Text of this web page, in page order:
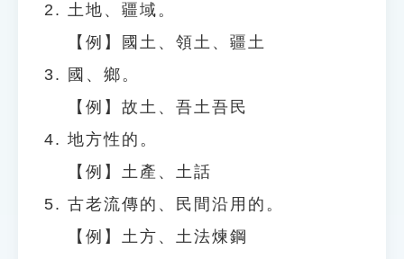
土地、疆域。
【例】國土、領土、疆土
國、鄉。
【例】故土、吾土吾民
地方性的。
【例】土產、土話
古老流傳的、民間沿用的。
【例】土方、土法煉鋼